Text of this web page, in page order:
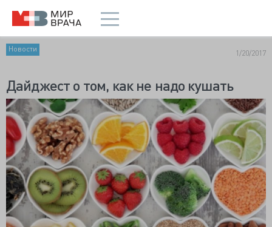
Новости 1/20/2017
Дайджест о том, как не надо кушать